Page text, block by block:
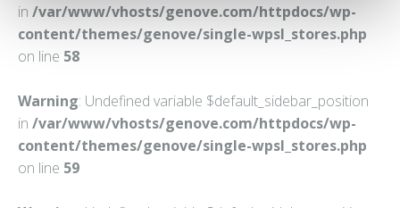
in /var/www/vhosts/genove.com/httpdocs/wp-
content/themes/genove/single-wpsl_stores.php
on line 58
Warning: Undefined variable $default_sidebar_position
in /var/www/vhosts/genove.com/httpdocs/wp-
content/themes/genove/single-wpsl_stores.php
on line 59